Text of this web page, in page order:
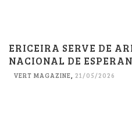
ERICEIRA SERVE DE
NACIONAL DE
VERT MAGAZINE, 21/05/2026